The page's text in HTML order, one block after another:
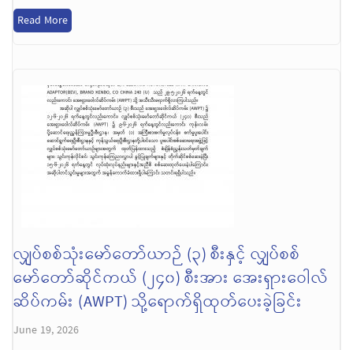
Read More
လျှပ်စစ်သုံးမော်တော်ယာဉ် (၃) စီးနှင့် လျှပ်စစ်
မော်တော်ဆိုင်ကယ် (၂၄၀) စီးအား အေးရှားဝေါလ်
ဆိပ်ကမ်း (AWPT) သို့ရောက်ရှိထုတ်ပေးခဲ့ခြင်း
June 19, 2026